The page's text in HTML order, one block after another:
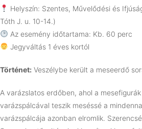
Helyszín: Szentes, Művelődési és
Tóth J. u. 10-14.)
Az esemény időtartama: Kb. 60 perc
Jegyváltás 1 éves kortól
Történet: Veszélybe került a meseerdő
A varázslatos erdőben, ahol a
varázspálcával teszik meséssé a
varázspálcája azonban elromlik.